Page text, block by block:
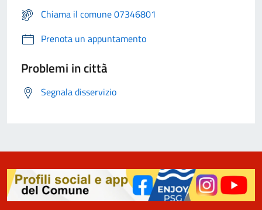
Chiama il comune 07346801
Prenota un appuntamento
Problemi in città
Segnala disservizio